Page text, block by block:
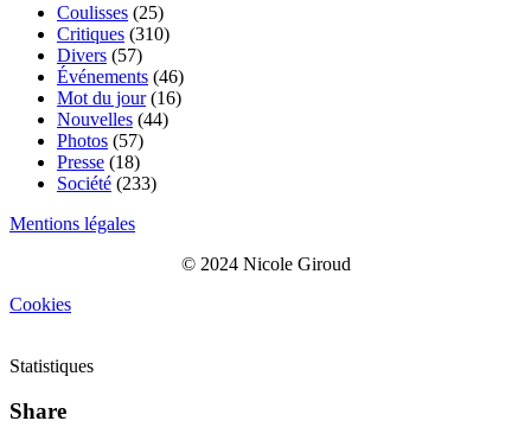
Coulisses (25)
Critiques (310)
Divers (57)
Événements (46)
Mot du jour(16)
Nouvelles (44)
Photos (57)
Presse (18)
Société (233)
Mentions légales
© 2024 Nicole Giroud
Cookies
Statistiques
Share